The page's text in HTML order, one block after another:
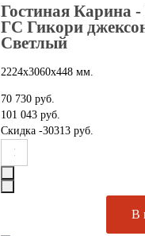
Гостиная Карина
ГС Гикори
Светлый
2224х3060х448 мм.
70 730 руб.
101 043 руб.
Скидка -30313 руб.